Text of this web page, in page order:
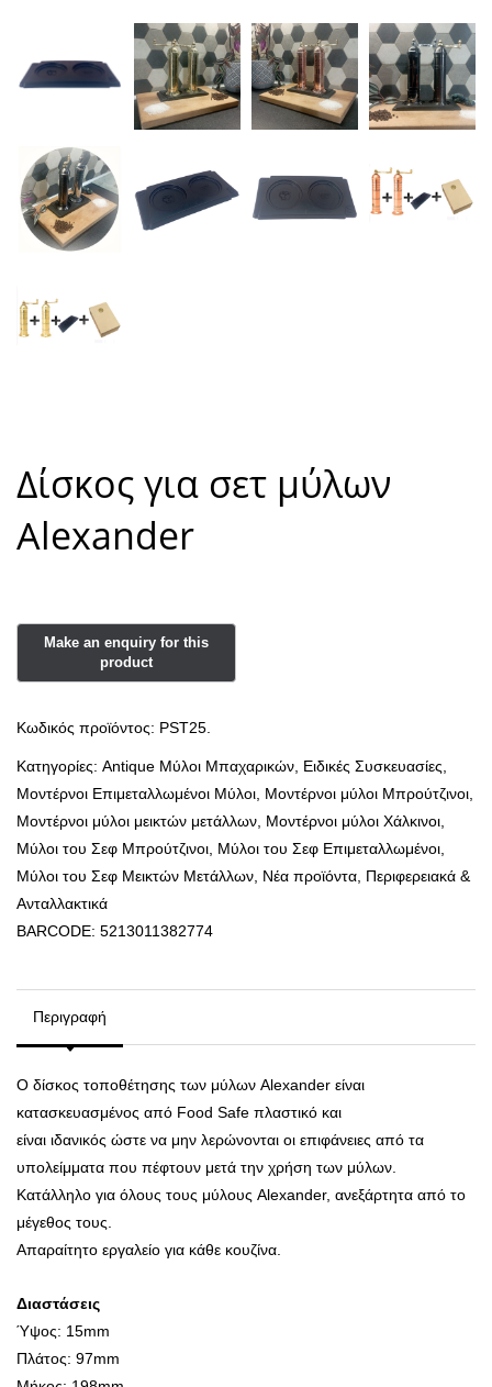
Δίσκος για σετ μύλων
Alexander
Κωδικός προϊόντος: PST25.
Κατηγορίες: Antique Μύλοι Μπαχαρικών Ειδικές Συσκευασίες
Μοντέρνοι Επιμεταλλωμένοι Μύλοι Μοντέρνοι μύλοι Mπρούτζινοι
Μοντέρνοι μύλοι μεικτών μετάλλων Μοντέρνοι μύλοι Χάλκινοι
Μύλοι του Σεφ Mπρούτζινοι Μύλοι του Σεφ Επιμεταλλωμένοι
Μύλοι του Σεφ Μεικτών Μετάλλων Νέα προϊόντα Περιφερειακά &
Ανταλλακτικά
BARCODE: 5213011382774
Περιγραφή
Ο δίσκος τοποθέτησης των μύλων Alexander είναι
κατασκευασμένος από Food Safe πλαστικό και
είναι ιδανικός ώστε να μην λερώνονται οι επιφάνειες από τα
υπολείμματα που πέφτουν μετά την χρήση των μύλων.
Κατάλληλο για όλους τους μύλους Alexander, ανεξάρτητα από το
μέγεθος τους.
Απαραίτητο εργαλείο για κάθε κουζίνα.
Διαστάσεις
Ύψος: 15mm
Πλάτος: 97mm